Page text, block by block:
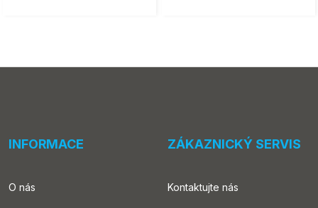
INFORMACE
O nás
ZÁKAZNICKÝ SERVIS
Kontaktujte nás